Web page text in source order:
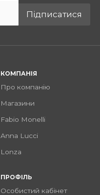
Підписатися
КОМПАНІЯ
Про компанію
Магазини
Fabio Monelli
Anna Lucci
Lonza
ПРОФІЛЬ
Особистий кабінет